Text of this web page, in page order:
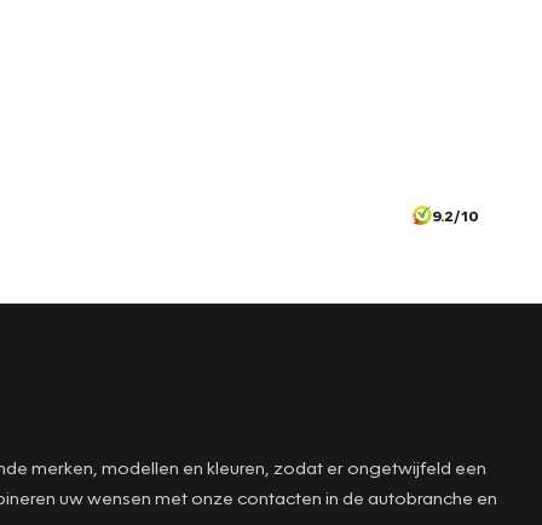
9.2/10
merken, modellen en kleuren, zodat er ongetwijfeld een
uw wensen met onze contacten in de autobranche en